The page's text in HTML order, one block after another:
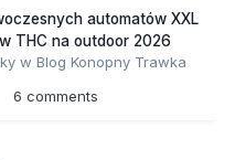
automatów XXL
THC na outdoor 2026
w Blog Konopny Trawka
6 comments